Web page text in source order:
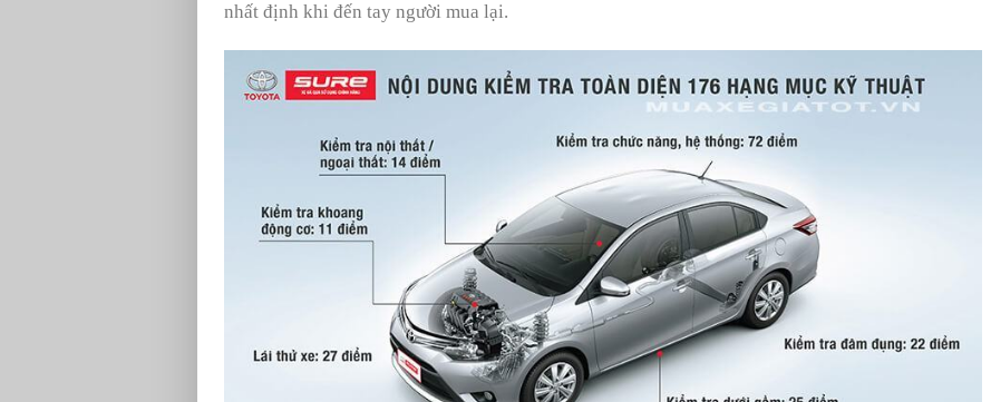
nhất định khi đến tay người mua lại.